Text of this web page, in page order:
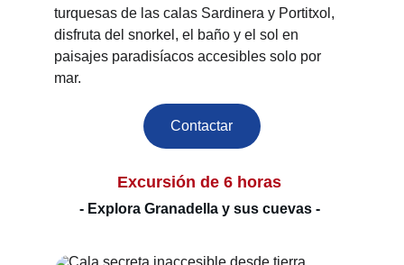
turquesas de las calas Sardinera y Portitxol,
disfruta del snorkel, el baño y el sol en
paisajes paradisíacos accesibles solo por
mar.
Excursión de 6 horas
- Explora Granadella y sus cuevas -
Contactar